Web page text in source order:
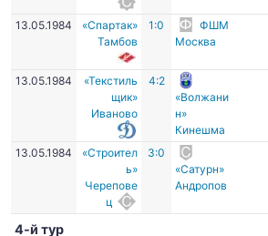
13.05.1984
«Спартак»
Тамбов
1:0
ФШМ
Москва
13.05.1984
«Текстиль
щик»
Иваново
4:2
«Волжани
н»
Кинешма
13.05.1984
«Строител
ь»
Черепове
ц
3:0
«Сатурн»
Андропов
4-й тур